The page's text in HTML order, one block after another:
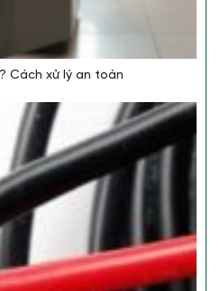
Cách xử lý an toàn